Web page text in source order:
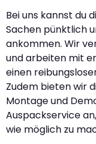
Bei uns kannst du
Sachen pünktlich
ankommen. Wir
und arbeiten mit
einen
Zudem bieten wir
Montage und
Auspackservice
wie möglich zu